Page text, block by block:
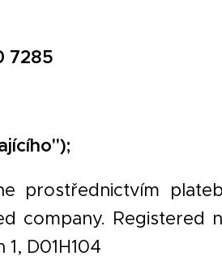
7285
prostřednictvím
company.
D01H104